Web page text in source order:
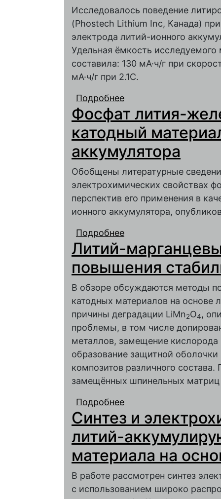
Исследовалось поведение
(Phostech Lithium Inc, Канада)
электрода литий-ионного
Удельная ёмкость
составила: 130 мА·ч/г при
мА·ч/г при 2.1C.
Подробнее
широкого
Фосфат лития-
катодный
аккумулятора
Обобщены литературные
электрохимических свойствах
перспектив его применения в
ионного аккумулятора,
Подробнее
литий-ионного
Литий-
повышения
В обзоре обсуждаются методы
катодных материалов на
причины деградации LiMn2O4,
проблемы, в том числе
металлов, замещение
образование защитной
композитов различного
замещённых шпинельных матриц
Подробнее
энергоёмкости
Синтез и
литий-
материала на
В работе рассмотрен синтез
с использованием широко